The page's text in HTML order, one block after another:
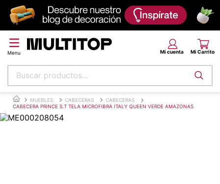
Buscar productos...
MUEBLES CABECERAS
CABECERAS
CABECERA PRINCE S.T TELA MICROFIBRA ITALY QUEEN VERDE AMAZONAS
Términos más buscados
papel tapiz